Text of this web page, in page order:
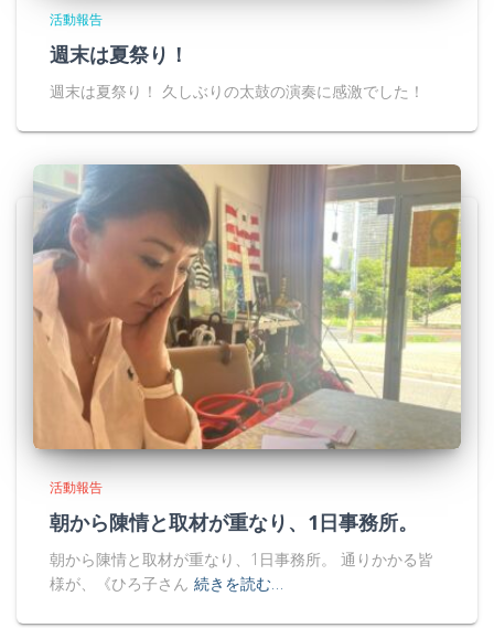
活動報告
週末は夏祭り！
週末は夏祭り！ 久しぶりの太鼓の演奏に感激でした！
活動報告
朝から陳情と取材が重なり、1日事務所。
朝から陳情と取材が重なり、1日事務所。 通りかかる皆
様が、《ひろ子さん 続きを読む…